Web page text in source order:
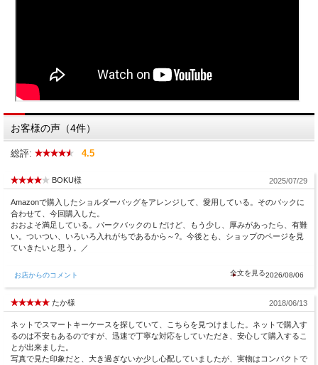
お客様の声（4件）
総評: 4.5
BOKU様 2025/07/29
Amazonで購入したショルダーバッグをアレンジして、愛用している。そのバックに
合わせて、今回購入した。
おおよそ満足している。パークバックのＬだけど、もう少し、厚みがあったら、有難
い。ついつい、いろいろ入れがちであるから～?。今後とも、ショップのページを見
ていきたいと思う。／
お店からのコメント 2026/08/06
たか様 2018/06/13
ネットでスマートキーケースを探していて、こちらを見つけました。ネットで購入す
るのは不安もあるのですが、迅速で丁寧な対応をしていただき、安心して購入するこ
とが出来ました。
写真で見た印象だと、大き過ぎないか少し心配していましたが、実物はコンパクトで